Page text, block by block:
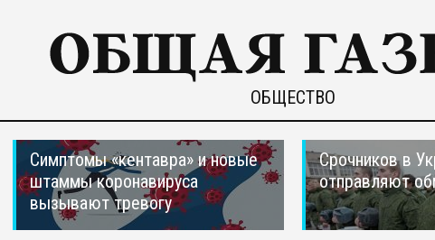
ОБЩЕСТВО
Симптомы «кентавра» и новые
штаммы коронавируса
вызывают тревогу
Срочников в
отправляют